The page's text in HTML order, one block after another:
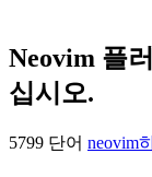
Neovim 플
십시오.
5799 단어 neovim